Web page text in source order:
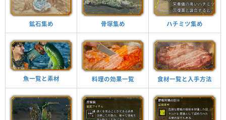
鉱石集め 骨塚集め ハチミツ集め
魚一覧と素材 料理の効果一覧 食材一覧と入手方法